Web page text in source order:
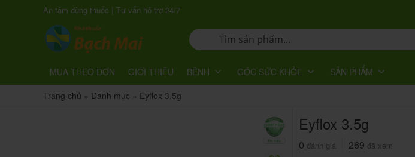
An tâm dùng thuốc | Tư vấn hỗ trợ 24/7
MUA THEO ĐƠN GIỚI THIỆU BỆNH GÓC SỨC KHỎE
SẢN PHẨM
Trang chủ » Danh mục » Eyflox 3.5g
Eyflox 3.5g
0 đánh giá 269 đã xem